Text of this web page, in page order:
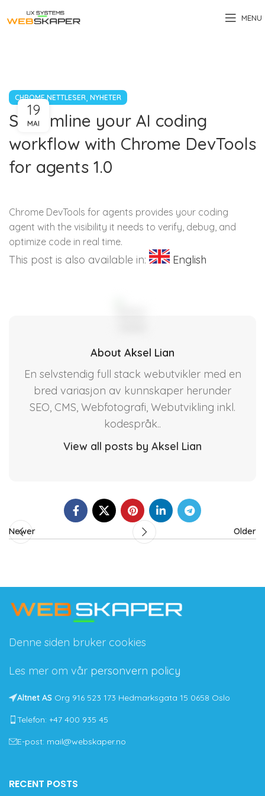
MENU
CHROME NETTLESER, NYHETER
Streamline your AI coding
workflow with Chrome DevTools
for agents 1.0
19
MAI
Chrome DevTools for agents provides your coding
agent with the visibility it needs to verify, debug, and
optimize code in real time.
This post is also available in: English
About Aksel Lian
En selvstendig full stack webutvikler med en
bred variasjon av kunnskaper herunder
SEO, CMS, Webfotografi, Webutvikling inkl.
kodespråk..
View all posts by Aksel Lian
Newer Older
Denne siden bruker cookies
Les mer om vår personvern policy
Altnet AS Org 916 523 173 Hedmarksgata 15 0658 Oslo
Telefon: +47 400 935 45
E-post: mail@webskaper.no
RECENT POSTS